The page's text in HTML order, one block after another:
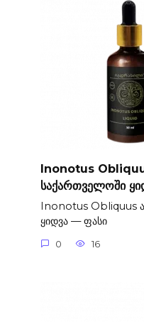
Inonotus
საქართველოში
Inonotus Obliquus
ყიდვა — ფასი
0 16